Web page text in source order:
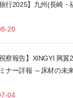
旅行2025】九州(長崎
20
視察報告】XINGYI 興
ナー詳報 ～床材の未
04